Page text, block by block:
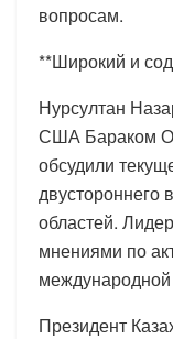
вопросам.
**Широкий и
Нурсултан
США Бараком
обсудили
двустороннего
областей.
мнениями по
международной
Президент